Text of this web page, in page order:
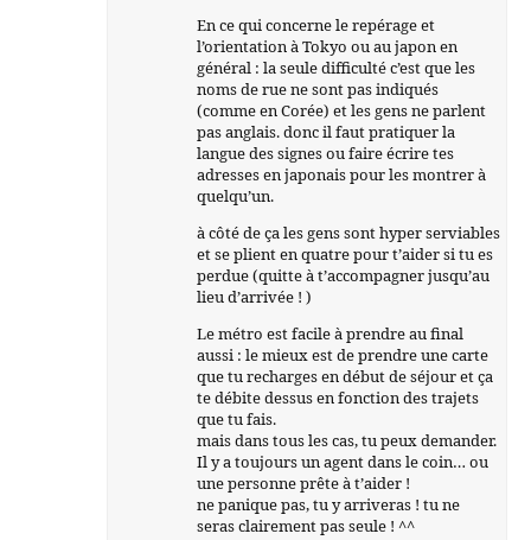
En ce qui concerne le repérage et
l’orientation à Tokyo ou au japon en
général : la seule difficulté c’est que les
noms de rue ne sont pas indiqués
(comme en Corée) et les gens ne parlent
pas anglais. donc il faut pratiquer la
langue des signes ou faire écrire tes
adresses en japonais pour les montrer à
quelqu’un.
à côté de ça les gens sont hyper serviables
et se plient en quatre pour t’aider si tu es
perdue (quitte à t’accompagner jusqu’au
lieu d’arrivée ! )
Le métro est facile à prendre au final
aussi : le mieux est de prendre une carte
que tu recharges en début de séjour et ça
te débite dessus en fonction des trajets
que tu fais.
mais dans tous les cas, tu peux demander.
Il y a toujours un agent dans le coin… ou
une personne prête à t’aider !
ne panique pas, tu y arriveras ! tu ne
seras clairement pas seule ! ^^